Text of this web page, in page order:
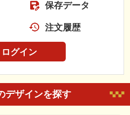
保存データ
注文履歴
ログイン
デザインを探す